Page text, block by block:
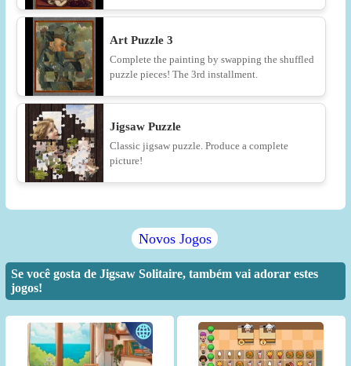
Art Puzzle 3
Complete the painting by swapping the shuffled
puzzle pieces! The 3rd installment.
Jigsaw Puzzle
Classic jigsaw puzzle. Produce a complete
picture!
Novos Jogos
Se você gosta de Jigsaw Solitaire, também vai adorar estes
jogos!